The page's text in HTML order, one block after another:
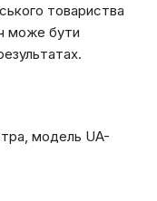
товариства
може бути
модель UA-